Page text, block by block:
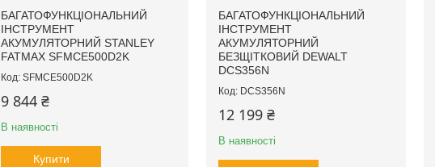
БАГАТОФУНКЦІОНАЛЬНИЙ
ІНСТРУМЕНТ
АКУМУЛЯТОРНИЙ STANLEY
FATMAX SFMCE500D2K
SFMCE500D2K
9 844 ₴
В наявності
Купити
БАГАТОФУНКЦІОНАЛЬНИЙ
ІНСТРУМЕНТ
АКУМУЛЯТОРНИЙ
БЕЗЩІТКОВИЙ DEWALT
DCS356N
DCS356N
12 199 ₴
В наявності